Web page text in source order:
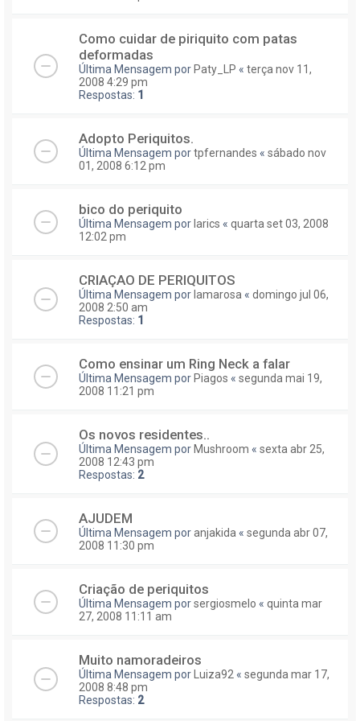
Como cuidar de piriquito com patas
deformadas
Última Mensagem por Paty_LP « terça nov 11,
2008 4:29 pm
Respostas: 1
Adopto Periquitos.
Última Mensagem portpfernandes « sábado nov
01, 2008 6:12 pm
bico do periquito
Última Mensagem por larics « quarta set 03, 2008
12:02 pm
CRIAÇAO DE PERIQUITOS
Última Mensagem por lamarosa « domingo jul 06,
2008 2:50 am
Respostas: 1
Como ensinar um Ring Neck a falar
Última Mensagem por Piagos « segunda mai 19,
2008 11:21 pm
Os novos residentes..
Última Mensagem por Mushroom « sexta abr 25,
2008 12:43 pm
Respostas: 2
AJUDEM
Última Mensagem poranjakida « segunda abr 07,
2008 11:30 pm
Criação de periquitos
Última Mensagem porsergiosmelo « quinta mar
27, 2008 11:11 am
Muito namoradeiros
Última Mensagem por Luiza92 « segunda mar 17,
2008 8:48 pm
Respostas: 2